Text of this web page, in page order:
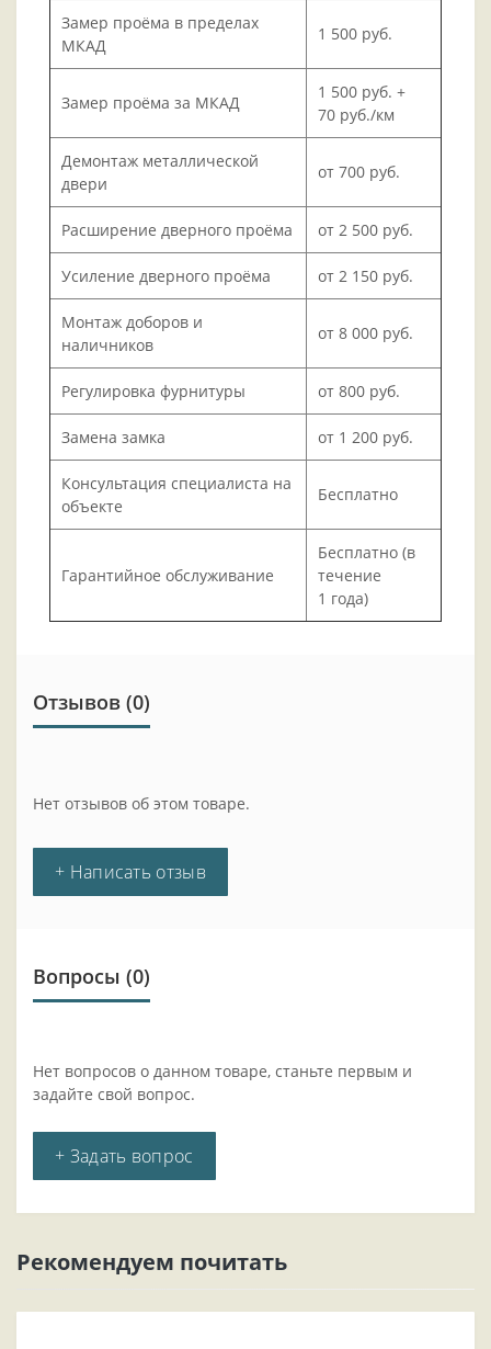
Замер проёма в пределах
МКАД
1 500 руб.
Замер проёма за МКАД
1 500 руб. +
70 руб./км
Демонтаж металлической
двери
от 700 руб.
Расширение дверного проёма от 2 500 руб.
Усиление дверного проёма от 2 150 руб.
Монтаж доборов и
наличников
от 8 000 руб.
Регулировка фурнитуры от 800 руб.
Замена замка от 1 200 руб.
Консультация специалиста на
объекте
Бесплатно
Гарантийное обслуживание
Бесплатно (в
течение
1 года)
Отзывов (0)
Нет отзывов об этом товаре.
+ Написать отзыв
Вопросы (0)
Нет вопросов о данном товаре, станьте первым и
задайте свой вопрос.
+ Задать вопрос
Рекомендуем почитать